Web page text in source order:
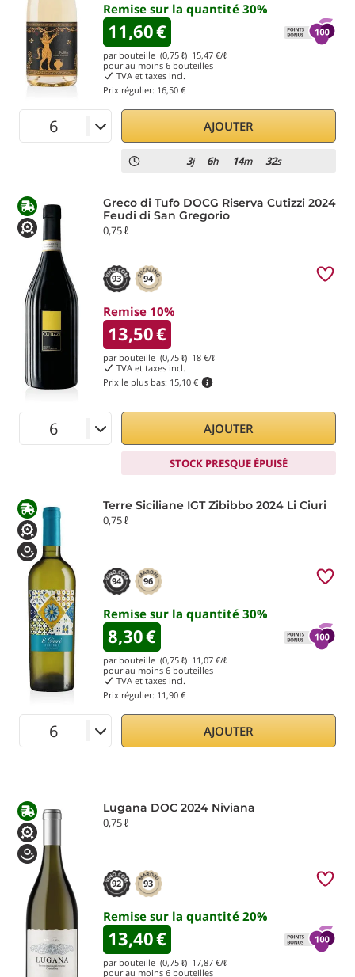
Remise sur la quantité 30%
11,60€
par bouteille (0,75 ℓ) 15,47 €/ℓ
pour au moins 6 bouteilles
TVA et taxes incl.
Prix régulier: 16,50 €
AJOUTER
3j 6h 14m 31s
Greco di Tufo DOCG Riserva Cutizzi 2024
Feudi di San Gregorio
0,75 ℓ
93 94
Remise 10%
13,50€
par bouteille (0,75 ℓ) 18 €/ℓ
TVA et taxes incl.
Prix le plus bas: 15,10 €
AJOUTER
STOCK PRESQUE ÉPUISÉ
Terre Siciliane IGT Zibibbo 2024 Li Ciuri
0,75 ℓ
94 96
Remise sur la quantité 30%
8,30€
par bouteille (0,75 ℓ) 11,07 €/ℓ
pour au moins 6 bouteilles
TVA et taxes incl.
Prix régulier: 11,90 €
AJOUTER
Lugana DOC 2024 Niviana
0,75 ℓ
92 93
Remise sur la quantité 20%
13,40€
par bouteille (0,75 ℓ) 17,87 €/ℓ
pour au moins 6 bouteilles